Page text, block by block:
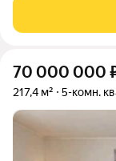
доступ по смарт-
Детские и
70 000 000
217,4 м² 5-комн.